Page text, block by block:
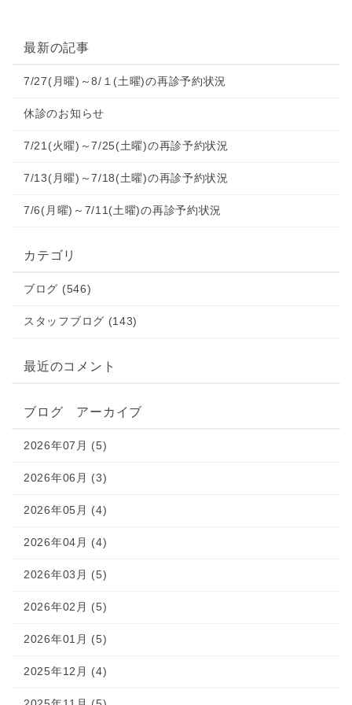
最新の記事
7/27(月曜)～8/１(土曜)の再診予約状況
休診のお知らせ
7/21(火曜)～7/25(土曜)の再診予約状況
7/13(月曜)～7/18(土曜)の再診予約状況
7/6(月曜)～7/11(土曜)の再診予約状況
カテゴリ
ブログ (546)
スタッフブログ (143)
最近のコメント
ブログ アーカイブ
2026年07月 (5)
2026年06月 (3)
2026年05月 (4)
2026年04月 (4)
2026年03月 (5)
2026年02月 (5)
2026年01月 (5)
2025年12月 (4)